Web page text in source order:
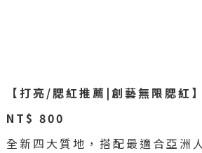
【打亮/腮紅推薦|創藝無限腮紅】
NT$ 800
全新四大質地，搭配最適合亞洲